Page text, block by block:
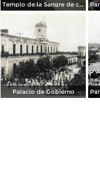
Templo de la Sangre de cristo ( Circulada el 3 de Septiembre de 1917 ).
Palacio de Gobierno